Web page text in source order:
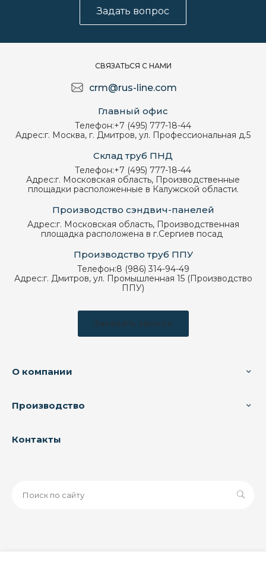
Задать вопрос
СВЯЗАТЬСЯ С НАМИ
crm@rus-line.com
Главный офис
Телефон:+7 (495) 777-18-44
Адрес:г. Москва, г. Дмитров, ул. Профессиональная д.5
Склад труб ПНД
Телефон:+7 (495) 777-18-44
Адрес:г. Московская область, Производственные
площадки расположенные в Калужской области.
Производство сэндвич-панелей
Адрес:г. Московская область, Производственная
площадка расположена в г.Сергиев посад
Производство труб ППУ
Телефон:8 (986) 314-94-49
Адрес:г. Дмитров, ул. Промышленная 15 (Производство
ППУ)
Заказать звонок
О компании
Производство
Контакты